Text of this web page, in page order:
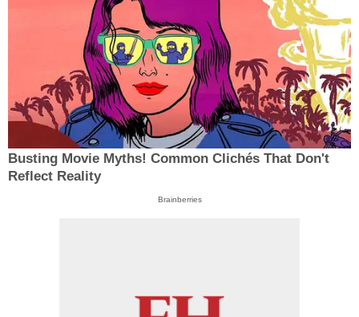
Busting Movie Myths! Common Clichés That Don't
Reflect Reality
Brainberries